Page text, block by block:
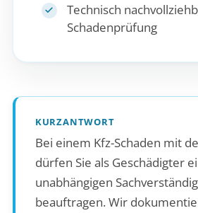
Technisch
Schadenprüfung
KURZANTWORT
Bei einem Kfz-Schaden mit
dürfen Sie als Geschädigter
unabhängigen
beauftragen. Wir